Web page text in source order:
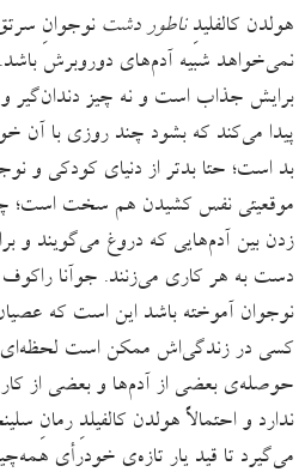
هولدن کالفلیدِناطور دشت نوجوانِ
نمی‌خواهد شبیه آدم‌های دوروبرش
برایش جذاب است و نه چیز دندان‌گیر
پیدا می‌کند که بشود چند روزی با آن
بد است؛ حتا بدتر از دنیای کودکی و
موقعیتی نفس کشیدن هم سخت است؛
زدن بین آدم‌هایی که دروغ می‌گویند و
دست به هر کاری می‌زنند. جوآنا
نوجوان آموخته باشد این است که
کسی در زندگی‌اش ممکن است لحظه‌ای
حوصله‌ی بعضی از آدم‌ها و بعضی از
ندارد و احتمالاً هولدن کالفیلدِ رمانِ
می‌گیرد تا قید یارِ تازه‌ی خودرأیِ